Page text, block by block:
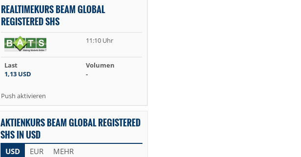
REALTIMEKURS BEAM GLOBAL
REGISTERED SHS
11:10 Uhr
Last
1,13 USD
Volumen
-
Push aktivieren
AKTIENKURS BEAM GLOBAL REGISTERED
SHS IN USD
USD EUR MEHR